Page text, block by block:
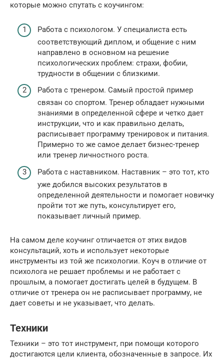
которые можно спутать с коучингом:
Работа с психологом. У специалиста есть
соответствующий диплом, и общение с ним
направлено в основном на решение
психологических проблем: страхи, фобии,
трудности в общении с близкими.
Работа с тренером. Самый простой пример
связан со спортом. Тренер обладает нужными
знаниями в определенной сфере и четко дает
инструкции, что и как правильно делать,
расписывает программу тренировок и питания.
Примерно то же самое делает бизнес-тренер
или тренер личностного роста.
Работа с наставником. Наставник – это тот, кто
уже добился высоких результатов в
определенной деятельности и помогает новичку
пройти тот же путь, консультирует его,
показывает личный пример.
На самом деле коучинг отличается от этих видов
консультаций, хоть и использует некоторые
инструменты из той же психологии. Коуч в отличие от
психолога не решает проблемы и не работает с
прошлым, а помогает достигать целей в будущем. В
отличие от тренера он не расписывает программу, не
дает советы и не указывает, что делать.
Техники
Техники – это тот инструмент, при помощи которого
достигаются цели клиента, обозначенные в запросе. Их